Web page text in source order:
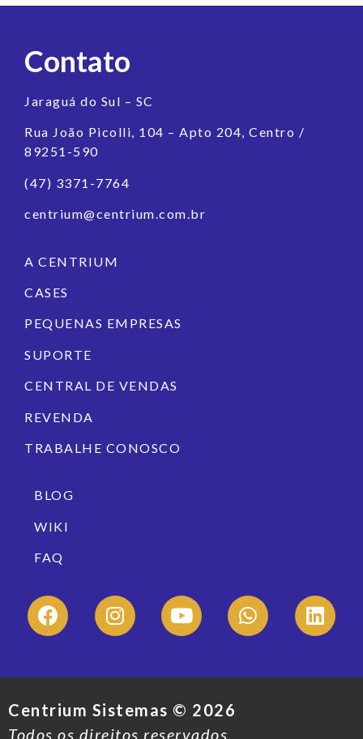
Contato
Jaraguá do Sul – SC
Rua João Picolli, 104 – Apto 204, Centro /
89251-590
(47) 3371-7764
centrium@centrium.com.br
A CENTRIUM
CASES
PEQUENAS EMPRESAS
SUPORTE
CENTRAL DE VENDAS
REVENDA
TRABALHE CONOSCO
BLOG
WIKI
FAQ
Centrium Sistemas © 2026
Todos os direitos reservados.